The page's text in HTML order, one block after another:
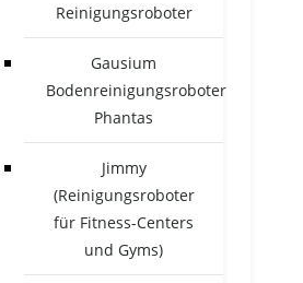
Reinigungsroboter
Gausium
Bodenreinigungsroboter
Phantas
Jimmy
(Reinigungsroboter
für Fitness-Centers
und Gyms)